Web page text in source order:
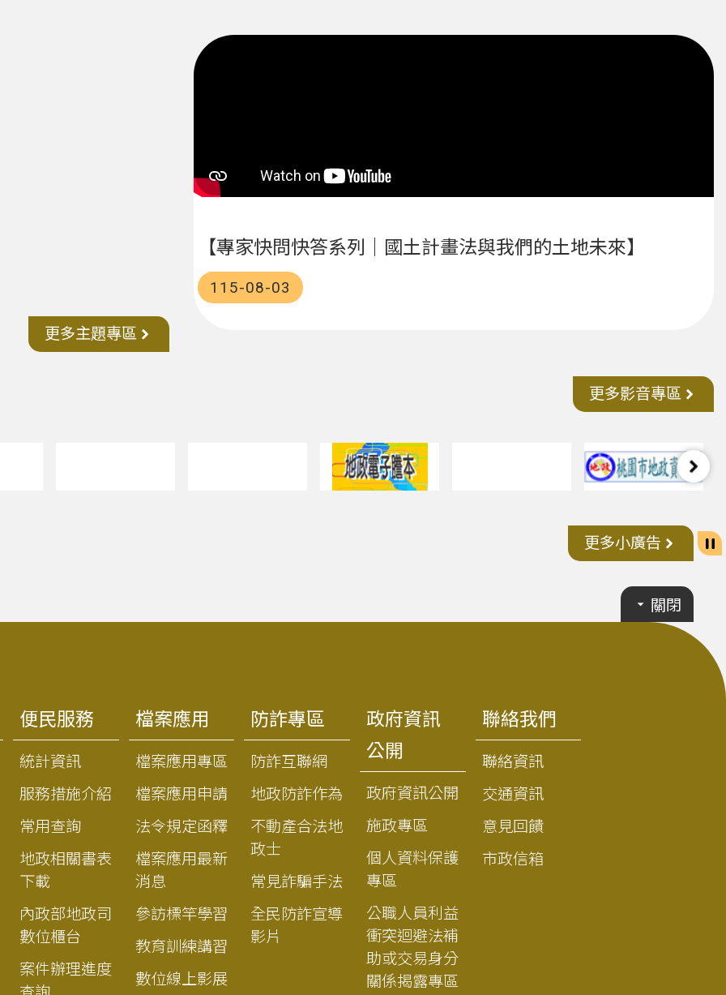
更多主題專區
【專家快問快答系列｜國土計畫法與我們的土地未來】
115-08-03
更多影音專區
更多小廣告
關閉
便民服務
統計資訊
服務措施介紹
常用查詢
地政相關書表
下載
內政部地政司
數位櫃台
案件辦理進度
檔案應用
檔案應用專區
檔案應用申請
法令規定函釋
檔案應用最新
消息
參訪標竿學習
教育訓練講習
數位線上影展
防詐專區
防詐互聯網
地政防詐作為
不動產合法地
政士
常見詐騙手法
全民防詐宣導
影片
政府資訊
公開
政府資訊公開
施政專區
個人資料保護
專區
公職人員利益
衝突迴避法補
助或交易身分
關係揭露專區
聯絡我們
聯絡資訊
交通資訊
意見回饋
市政信箱